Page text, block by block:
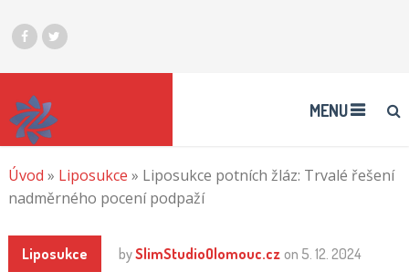
MENU
Úvod » Liposukce » Liposukce potních žláz: Trvalé řešení
nadměrného pocení podpaží
Liposukce bySlimStudioOlomouc.cz on 5. 12. 2024